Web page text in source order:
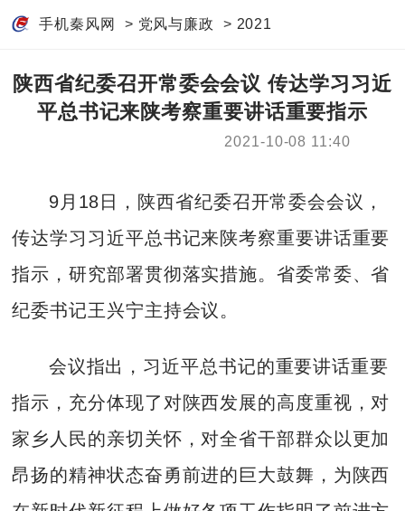
手机秦风网 > 党风与廉政 > 2021
陕西省纪委召开常委会会议 传达学习习近
平总书记来陕考察重要讲话重要指示
2021-10-08 11:40
9月18日，陕西省纪委召开常委会会议，
传达学习习近平总书记来陕考察重要讲话重要
指示，研究部署贯彻落实措施。省委常委、省
纪委书记王兴宁主持会议。
会议指出，习近平总书记的重要讲话重要
指示，充分体现了对陕西发展的高度重视，对
家乡人民的亲切关怀，对全省干部群众以更加
昂扬的精神状态奋勇前进的巨大鼓舞，为陕西